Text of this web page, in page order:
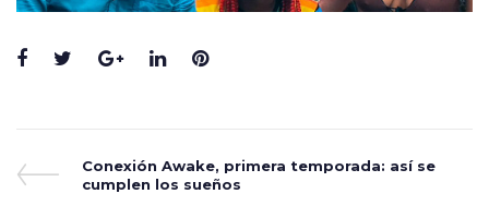
Facebook
TwitterGoogle+
LinkedInPinterest
Navegación
Previous
Post
Conexión Awake, primera temporada: así se
cumplen los sueños